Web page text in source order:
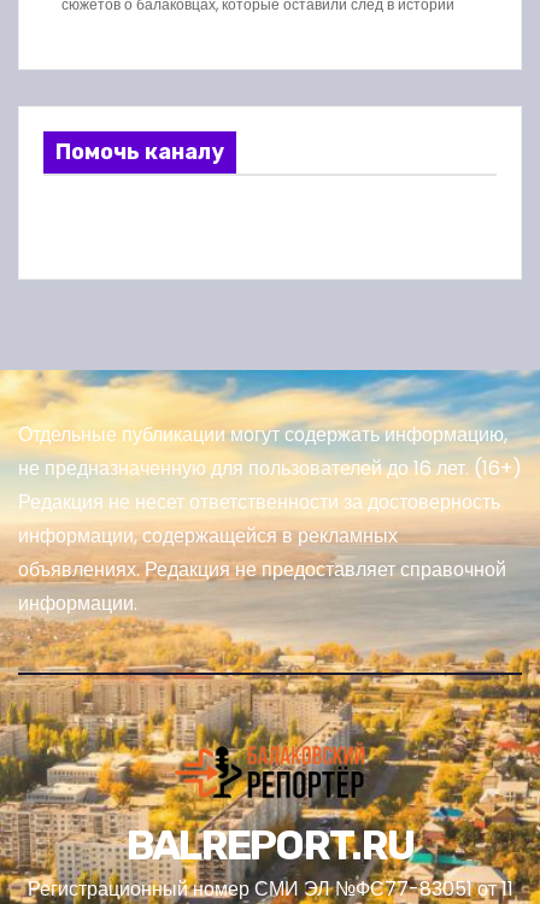
сюжетов о балаковцах, которые оставили след в истории
Помочь каналу
Отдельные публикации могут содержать информацию,
не предназначенную для пользователей до 16 лет. (16+)
Редакция не несет ответственности за достоверность
информации, содержащейся в рекламных
объявлениях. Редакция не предоставляет справочной
информации.
BALREPORT.RU
Регистрационный номер СМИ ЭЛ №ФС77-83051 от 11